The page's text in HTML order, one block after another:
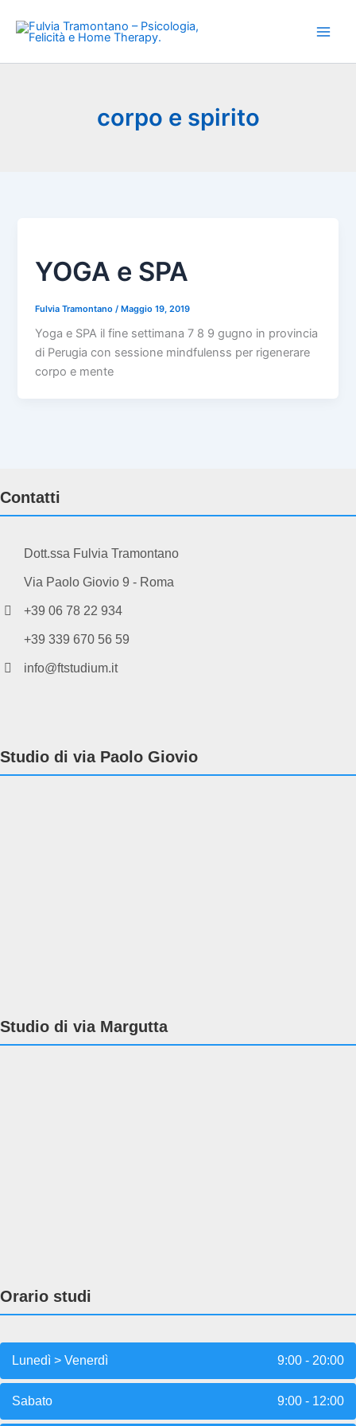
contenuto
corpo e spirito
YOGA e SPA
Fulvia Tramontano/Maggio 19, 2019
Yoga e SPA il fine settimana 7 8 9 gugno in provincia
di Perugia con sessione mindfulenss per rigenerare
corpo e mente
Contatti
Dott.ssa Fulvia Tramontano
Via Paolo Giovio 9 - Roma
+39 06 78 22 934
+39 339 670 56 59
info@ftstudium.it
Studio di via Paolo Giovio
Studio di via Margutta
Orario studi
Lunedì > Venerdì 9:00 - 20:00
Sabato 9:00 - 12:00